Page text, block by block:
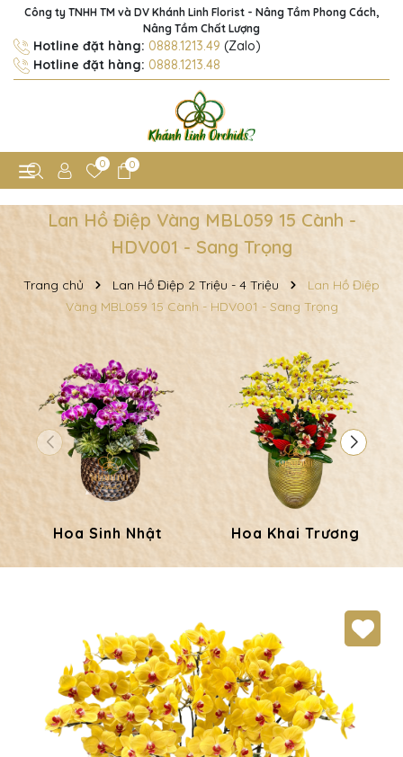
Công ty TNHH TM và DV Khánh Linh Florist - Nâng Tầm Phong Cách,
Nâng Tầm Chất Lượng
Hotline đặt hàng: 0888.1213.49 (Zalo)
Hotline đặt hàng: 0888.1213.48
0 0
Lan Hồ Điệp Vàng MBL059 15 Cành -
HDV001 - Sang Trọng
Trang chủ Lan Hồ Điệp 2 Triệu - 4 Triệu
Lan Hồ Điệp
Vàng MBL059 15 Cành - HDV001 - Sang Trọng
Hoa Sinh Nhật Hoa Khai Trương